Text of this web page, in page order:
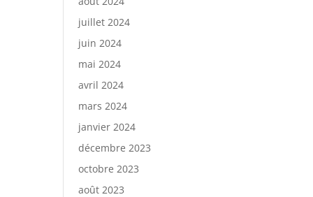
juillet 2024
juin 2024
mai 2024
avril 2024
mars 2024
janvier 2024
décembre 2023
octobre 2023
août 2023